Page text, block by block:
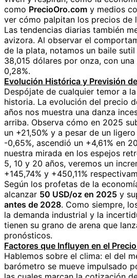
como PrecioOro.com y medios
ver cómo palpitan los precios de
Las tendencias diarias también
avizora. Al observar el
de la plata, notamos un baile
38,015 dólares por onza, con
0,28%.
Evolución Histórica y Previsión
Despójate de cualquier temor a
historia. La evolución del precio
años nos muestra una danza
arriba. Observa cómo en 2025
un +21,50% y a pesar de un
-0,65%, ascendió un +4,61% en
nuestra mirada en los espejos
5, 10 y 20 años, veremos un
+145,74% y +450,11%
Según los profetas de la
alcanzar 50 USD/oz en 2025 y
antes de 2028. Como siempre,
la demanda industrial y la
tienen su grano de arena que
pronósticos.
Factores que Influyen en el
Hablemos sobre el clima: el del
barómetro se mueve impulsado